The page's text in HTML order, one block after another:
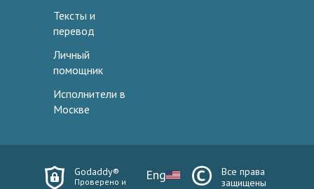
Тексты и
перевод
Личный
помощник
Исполнители в
Москве
Godaddy®
Проверено и
Eng
Все права
защищены